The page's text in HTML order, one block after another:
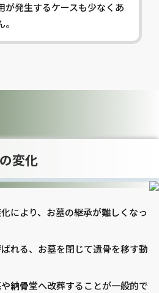
が発生するケースも少なくあ
変化
により、お墓の継承が難しくなっ
れる、お墓を閉じて遺骨を移す動
納骨堂へ改葬することが一般的で